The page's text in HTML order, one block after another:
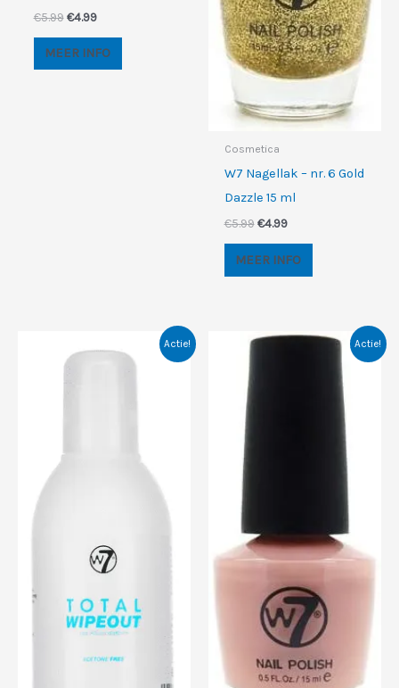
€5.99 Oorspronkelijke
was:
€4.99Huidige
is:
MEER INFO
Cosmetica
W7 Nagellak – nr. 6 Gold
Dazzle 15 ml
€5.99 Oorspronkelijke
was:
€5.99.
€4.99Huidige
is:
€4.99.
MEER INFO
Actie! Actie!